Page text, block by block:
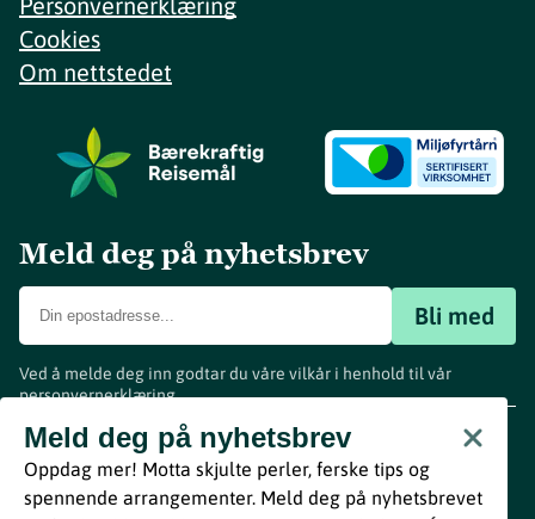
Cookies
Om nettstedet
Meld deg på nyhetsbrev
Bli med
Ved å melde deg inn godtar du våre vilkår i henhold til vår
personvernerklæring.
Meld deg på nyhetsbrev
Oppdag mer! Motta skjulte perler, ferske tips og
spennende arrangementer. Meld deg på nyhetsbrevet
www.visitvestfold.com
Turistinformasjon
Vestfold Fylkeskommune